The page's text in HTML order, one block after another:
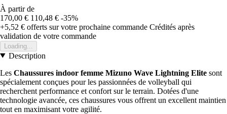
À partir de
170,00 € 110,48 € -35%
+5,52 € offerts sur votre prochaine commande Crédités après
validation de votre commande
Loading...
Description
Les Chaussures indoor femme Mizuno Wave Lightning Elite sont
spécialement conçues pour les passionnées de volleyball qui
recherchent performance et confort sur le terrain. Dotées d'une
technologie avancée, ces chaussures vous offrent un excellent maintien
tout en maximisant votre agilité.